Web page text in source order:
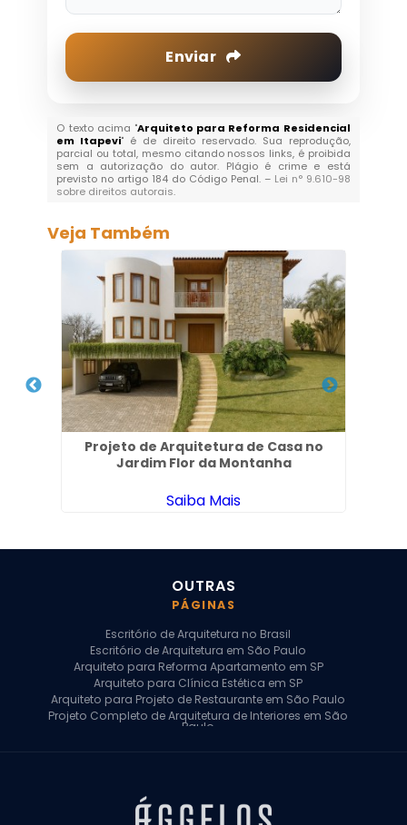
Enviar
O texto acima "Arquiteto para Reforma Residencial
em Itapevi" é de direito reservado. Sua reprodução,
parcial ou total, mesmo citando nossos links, é proibida
sem a autorização do autor. Plágio é crime e está
previsto no artigo 184 do Código Penal. – Lei n° 9.610-98
sobre direitos autorais.
Veja Também
Projeto de Arquitetura de Casa no
Jardim Flor da Montanha
Saiba Mais
OUTRAS
PÁGINAS
Escritório de Arquitetura no Brasil
Escritório de Arquitetura em São Paulo
Arquiteto para Reforma Apartamento em SP
Arquiteto para Clínica Estética em SP
Arquiteto para Projeto de Restaurante em São Paulo
Projeto Completo de Arquitetura de Interiores em São
Paulo
Arquiteto para Projeto Comercial em São Paulo
Arquiteto Comercial